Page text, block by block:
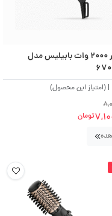
سشوار 2000 وات بابیلیس مدل
| (امتیاز این محصول)
تومان